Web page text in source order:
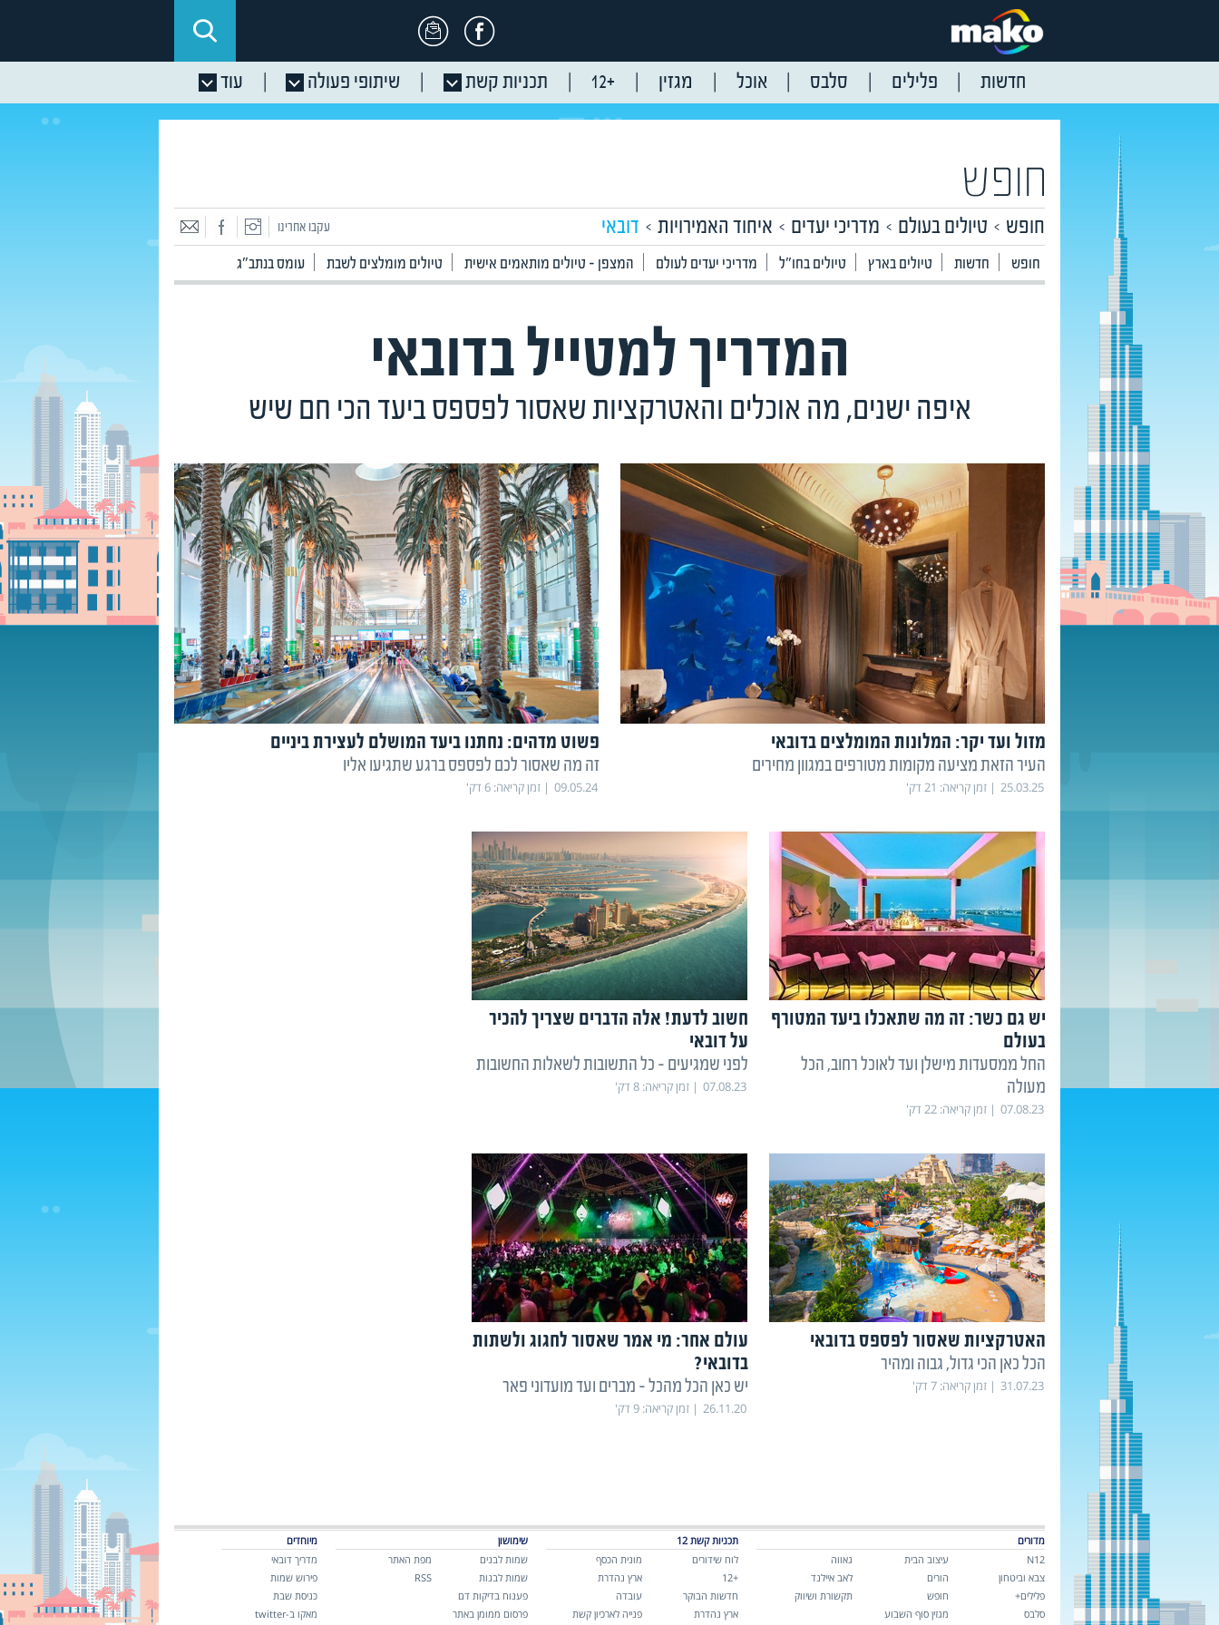
חדשות פלילים סלבס אוכל מגזין +12 תכניות קשת שיתופי פעולה עוד
חופש
חופש טיולים בעולם מדריכי יעדים איחוד האמירויות דובאי עקבו אחרינו
חופש חדשות טיולים בארץ טיולים בחו"ל מדריכי יעדים לעולם המצפן - טיולים מותאמים אישית טיולים מומלצים לשבת עומס בנתב"ג
המדריך למטייל בדובאי
איפה ישנים, מה אוכלים והאטרקציות שאסור לפספס ביעד הכי חם שיש
מזול ועד יקר: המלונות המומלצים בדובאי
העיר הזאת מציעה מקומות מטורפים במגוון מחירים
25.03.25 זמן קריאה: 21 דק'
פשוט מדהים: נחתנו ביעד המושלם לעצירת ביניים
זה מה שאסור לכם לפספס ברגע שתגיעו אליו
09.05.24 זמן קריאה:6 דק'
יש גם כשר: זה מה שתאכלו ביעד המטורף
בעולם
החל ממסעדות מישלן ועד לאוכל רחוב, הכל
מעולה
07.08.23 זמן קריאה:22 דק'
חשוב לדעת! אלה הדברים שצריך להכיר
על דובאי
לפני שמגיעים - כל התשובות לשאלות החשובות
07.08.23 זמן קריאה:8 דק'
האטרקציות שאסור לפספס בדובאי
הכל כאן הכי גדול, גבוה ומהיר
31.07.23 זמן קריאה:7 דק'
עולם אחר: מי אמר שאסור לחגוג ולשתות
בדובאי?
יש כאן הכל מהכל - מברים ועד מועדוני פאר
26.11.20 זמן קריאה:9 דק'
מדורים
N12
צבא וביטחון
פלילים+
סלבס
עיצוב הבית
הורים
חופש
מגזין סוף השבוע
גאווה
לאב איילנד
תקשורת ושיווק
תכניות קשת 12
לוח שידורים
+12
חדשות הבוקר
ארץ נהדרת
מונית הכסף
ארץ נהדרת
עובדה
פנייה לארכיון קשת
שימושון
שמות לבנים
שמות לבנות
פענוח בדיקות דם
פרסום ממומן באתר
מפת האתר
RSS
מיוחדים
מדריך דובאי
פירוש שמות
כניסת שבת
מאקו ב-twitter